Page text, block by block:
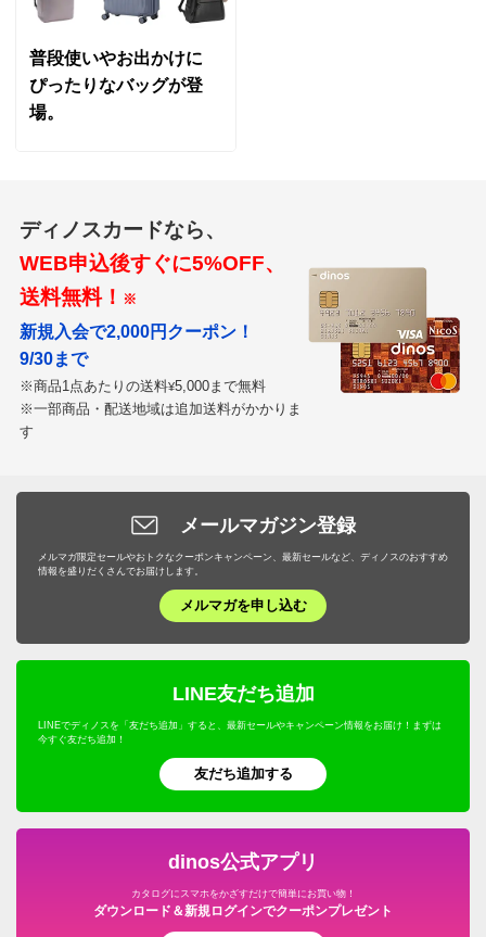
普段使いやお出かけに
ぴったりなバッグが登
場。
ディノスカードなら、
WEB申込後すぐに5%OFF、
送料無料！ ※
新規入会で2,000円クーポン！
9/30まで
※商品1点あたりの送料¥5,000まで無料
※一部商品・配送地域は追加送料がかかりま
す
メールマガジン登録
メルマガ限定セールやおトクなクーポンキャンペーン、最新セールなど、ディノスのおすすめ
情報を盛りだくさんでお届けします。
メルマガを申し込む
LINE友だち追加
LINEでディノスを「友だち追加」すると、最新セールやキャンペーン情報をお届け！まずは
今すぐ友だち追加！
友だち追加する
dinos公式アプリ
カタログにスマホをかざすだけで簡単にお買い物！
ダウンロード＆新規ログインでクーポンプレゼント